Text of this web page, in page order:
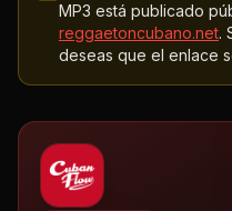
MP3 está publicado
reggaetoncubano.net.
deseas que el enlace